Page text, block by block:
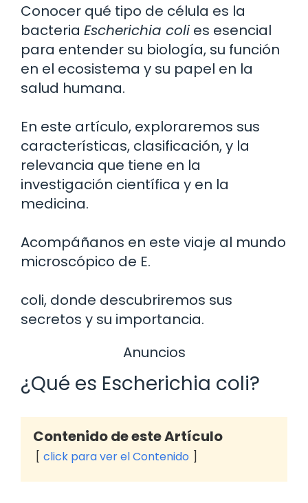
Conocer qué tipo de célula es la
bacteria Escherichia coli es esencial
para entender su biología, su función
en el ecosistema y su papel en la
salud humana.
En este artículo, exploraremos sus
características, clasificación, y la
relevancia que tiene en la
investigación científica y en la
medicina.
Acompáñanos en este viaje al mundo
microscópico de E.
coli, donde descubriremos sus
secretos y su importancia.
Anuncios
¿Qué es Escherichia coli?
Contenido de este Artículo
click para ver el Contenido